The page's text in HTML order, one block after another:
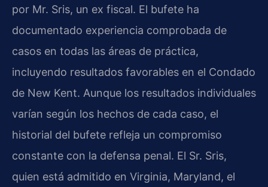
por Mr. Sris, un ex fiscal. El bufete ha
documentado experiencia comprobada de
casos en todas las áreas de práctica,
incluyendo resultados favorables en el Condado
de New Kent. Aunque los resultados individuales
varían según los hechos de cada caso, el
historial del bufete refleja un compromiso
constante con la defensa penal. El Sr. Sris,
quien está admitido en Virginia, Maryland, el